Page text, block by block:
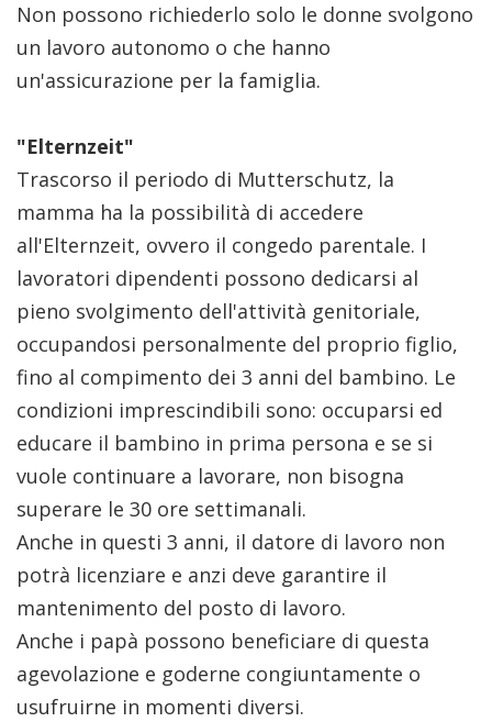
Non possono richiederlo solo le donne svolgono
un lavoro autonomo o che hanno
un'assicurazione per la famiglia.
"Elternzeit"
Trascorso il periodo di Mutterschutz, la
mamma ha la possibilità di accedere
all'Elternzeit, ovvero il congedo parentale. I
lavoratori dipendenti possono dedicarsi al
pieno svolgimento dell'attività genitoriale,
occupandosi personalmente del proprio figlio,
fino al compimento dei 3 anni del bambino. Le
condizioni imprescindibili sono: occuparsi ed
educare il bambino in prima persona e se si
vuole continuare a lavorare, non bisogna
superare le 30 ore settimanali.
Anche in questi 3 anni, il datore di lavoro non
potrà licenziare e anzi deve garantire il
mantenimento del posto di lavoro.
Anche i papà possono beneficiare di questa
agevolazione e goderne congiuntamente o
usufruirne in momenti diversi.